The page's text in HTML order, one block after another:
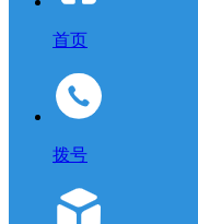
首页
拨号